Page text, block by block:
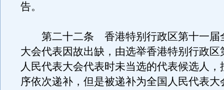
告。
第二十二条 香港特别行政区第十一届
大会代表因故出缺，由选举香港特别行政区
人民代表大会代表时未当选的代表候选人，
序依次递补，但是被递补为全国人民代表大